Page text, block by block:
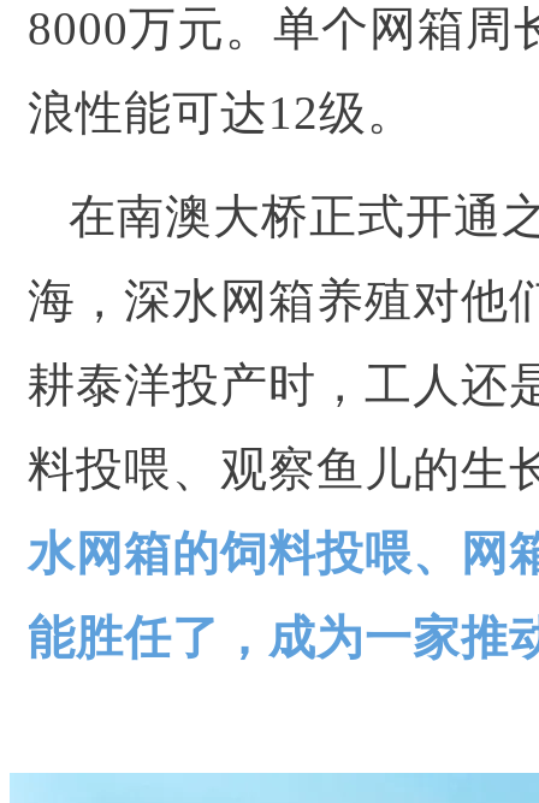
8000万元。 单个网箱周
浪性能可达12级。
在南澳大桥正式开通
海，深水网箱养殖对他
耕泰洋投产时，工人还
料投喂、观察鱼儿的生
水网箱的饲料投喂、网
能胜任了，成为一家推